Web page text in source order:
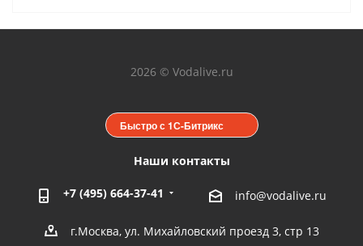
2026 © Vodalive.ru
Быстро с 1С-Битрикс
Наши контакты
+7 (495) 664-37-41 info@vodalive.ru
г.Москва, ул. Михайловский проезд 3, стр 13